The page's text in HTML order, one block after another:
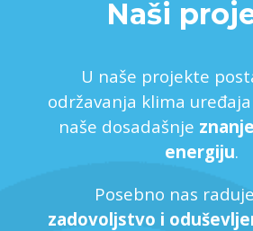
Naši
U naše projekte
održavanja klima
naše dosadašnje
energiju.
Posebno nas
zadovoljstvo i